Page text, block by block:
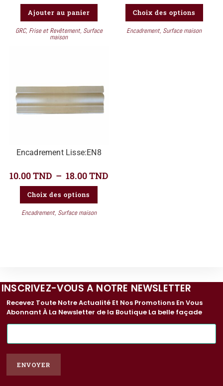
Ajouter au panier
GRC, Frise et Revêtement, Surface
maison
Choix des options
Encadrement, Surface maison
Encadrement Lisse:EN8
10.00TND – 18.00TND
Choix des options
Encadrement, Surface maison
INSCRIVEZ-VOUS A NOTRE NEWSLETTER
Recevez Toute Notre Actualité Et Nos Promotions En Vous
Abonnant À La Newsletter de la Boutique La belle façade
E
l
ENVOYER